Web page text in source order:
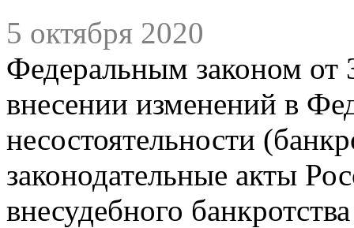
5 октября 2020
Федеральным законом
внесении изменений в
несостоятельности
законодательные акты
внесудебного